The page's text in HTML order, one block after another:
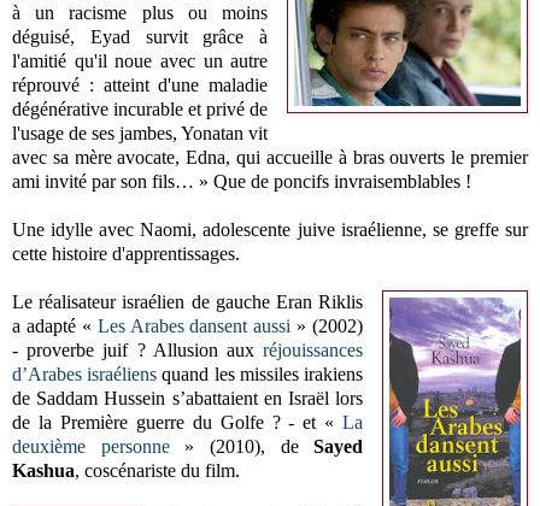
à un racisme plus ou moins
déguisé, Eyad survit grâce à
l'amitié qu'il noue avec un autre
réprouvé : atteint d'une maladie
dégénérative incurable et privé de
l'usage de ses jambes, Yonatan vit
avec sa mère avocate, Edna, qui accueille à bras ouverts le premier
ami invité par son fils… » Que de poncifs invraisemblables !
Une idylle avec Naomi, adolescente juive israélienne, se greffe sur
cette histoire d'apprentissages.
Le réalisateur israélien de gauche Eran Riklis
a adapté « Les Arabes dansent aussi » (2002)
- proverbe juif ? Allusion auxréjouissances
d’Arabes israéliens quand les missiles irakiens
de Saddam Hussein s’abattaient en Israël lors
de la Première guerre du Golfe ? - et «La
deuxième personne» (2010), deSayed
Kashua, coscénariste du film.